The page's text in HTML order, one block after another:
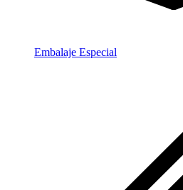
Embalaje Especial